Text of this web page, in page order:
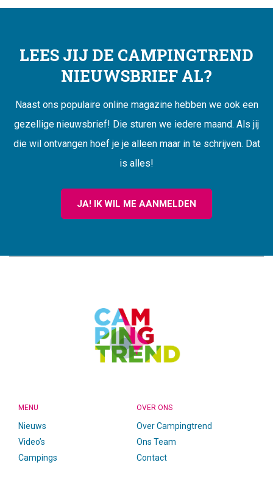
LEES JIJ DE CAMPINGTREND
NIEUWSBRIEF AL?
Naast ons populaire online magazine hebben we ook een
gezellige nieuwsbrief! Die sturen we iedere maand. Als jij
die wil ontvangen hoef je je alleen maar in te schrijven. Dat
is alles!
JA! IK WIL ME AANMELDEN
MENU
Nieuws
Video’s
Campings
OVER ONS
Over Campingtrend
Ons Team
Contact